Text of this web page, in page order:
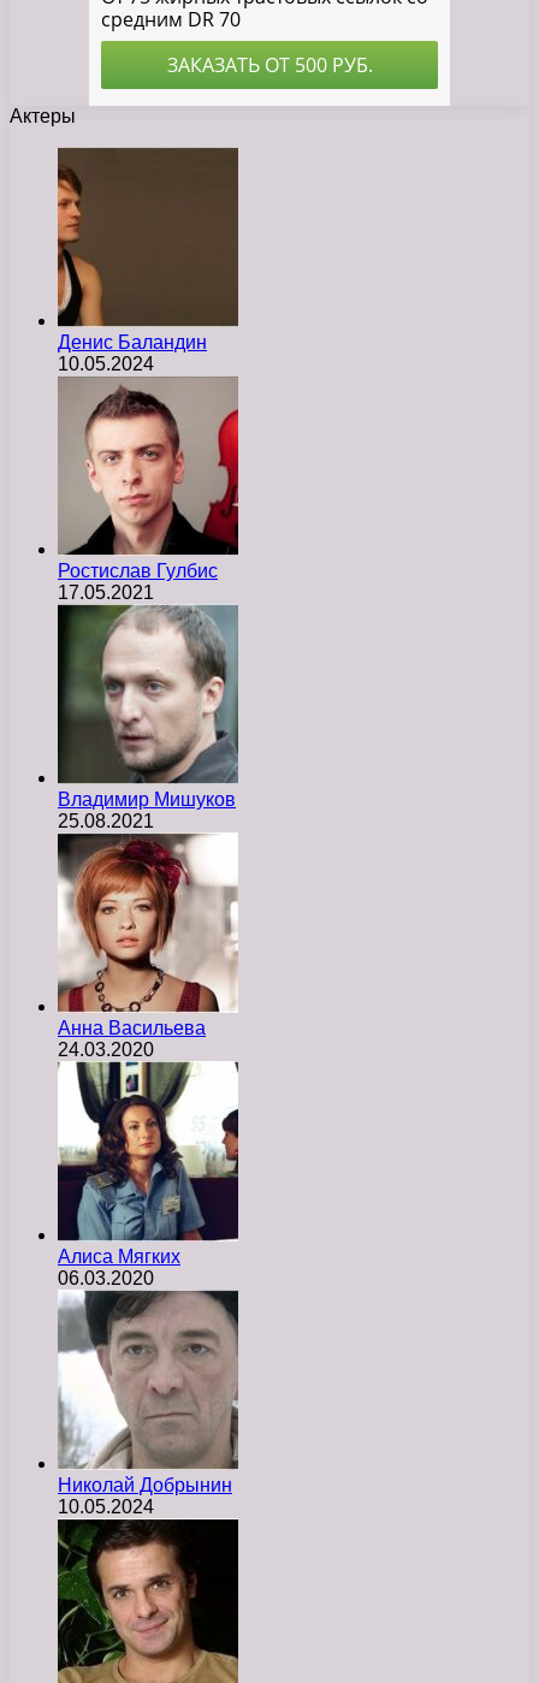
Актеры
Денис Баландин
10.05.2024
Ростислав Гулбис
17.05.2021
Владимир Мишуков
25.08.2021
Анна Васильева
24.03.2020
Алиса Мягких
06.03.2020
Николай Добрынин
10.05.2024